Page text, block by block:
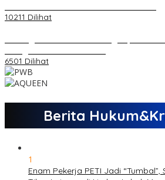
10211 Dilihat
6501 Dilihat
Berita
1
Enam Pekerja PETI Jadi